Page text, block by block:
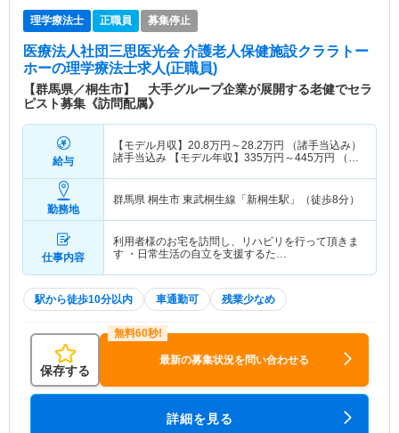
和光園 他）
運営する施設です。ベテランの方も多く在籍してい
るために、施設未経験の方でも活躍しています。ま
た、グループならではの連帯を生かし、群馬県の医
療介護の中核を担えるよう努力して行きたいと考え
ています。
理学療法士 正職員 募集停止
医療法人社団三思医光会 介護老人保健施設クララトー
ホーの理学療法士求人(正職員)
【群馬県／桐生市】 大手グループ企業が展開する老健でセラ
ピスト募集《訪問配属》
給与
【モデル月収】 20.8万円～28.2万円 （諸手当込み）
諸手当込み 【モデル年収】 335万円～445万円 （諸
勤務地
群馬県 桐生市 東武桐生線「新桐生駅」（徒歩8分）
仕事内容
利用者様のお宅を訪問し、リハビリを行って頂きま
す ・日常生活の自立を支援するた…
駅から徒歩10分以内 車通勤可 残業少なめ
保存する
最新の募集状況を問い合わせる
詳細を見る